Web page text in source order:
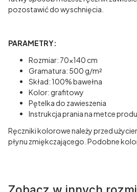
pozostawić do wyschnięcia.
PARAMETRY:
Rozmiar: 70x140 cm
Gramatura: 500 g/m²
Skład: 100% bawełna
Kolor: grafitowy
Pętelka do zawieszenia
Instrukcja prania na metce
Ręczniki kolorowe należy przed
płynu zmiękczającego. Podobne